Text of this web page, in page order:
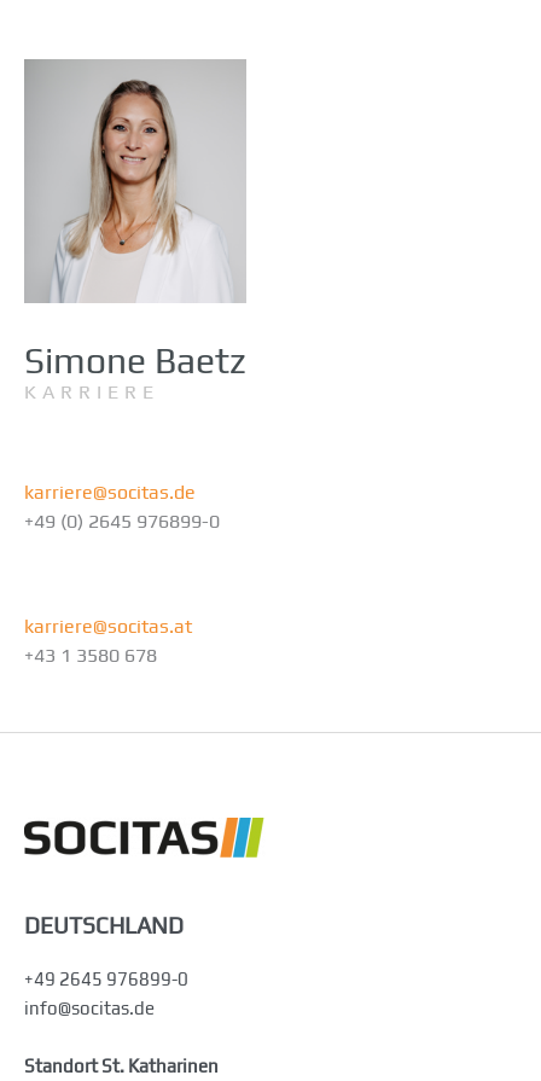
Simone Baetz
KARRIERE
karriere@socitas.de
+49 (0) 2645 976899-0
karriere@socitas.at
+43 1 3580 678
DEUTSCHLAND
+49 2645 976899-0
info@socitas.de
Standort St. Katharinen